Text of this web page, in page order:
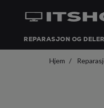
REPARASJON OG DELER
Hjem